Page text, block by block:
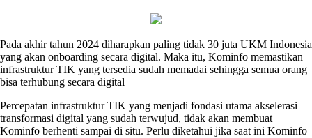
Pada akhir tahun 2024 diharapkan paling tidak 30 juta UKM Indonesia
yang akan onboarding secara digital. Maka itu, Kominfo memastikan
infrastruktur TIK yang tersedia sudah memadai sehingga semua orang
bisa terhubung secara digital
Percepatan infrastruktur TIK yang menjadi fondasi utama akselerasi
transformasi digital yang sudah terwujud, tidak akan membuat
Kominfo berhenti sampai di situ. Perlu diketahui jika saat ini Kominfo